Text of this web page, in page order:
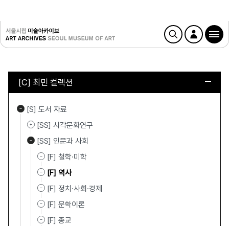
[C] 최민 컬렉션
[S] 도서 자료
[SS] 시각문화연구
[SS] 인문과 사회
[F] 철학·미학
[F] 역사
[F] 정치·사회·경제
[F] 문학이론
[F] 종교